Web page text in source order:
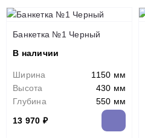
Банкетка №1 Черный
В наличии
Ширина
1150 мм
Высота
430 мм
Глубина
550 мм
13 970 ₽